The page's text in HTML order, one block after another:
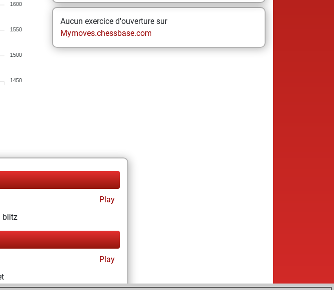
1600
1550
1500
1450
Aucun exercice d'ouverture sur
Mymoves.chessbase.com
Play
blitz
Play